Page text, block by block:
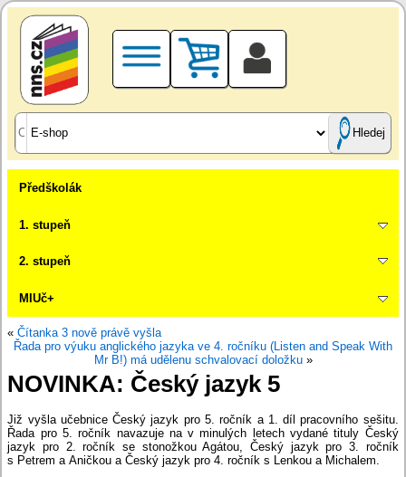
Hledej
Předškolák
1. stupeň
2. stupeň
MIUč+
«Čítanka 3 nově právě vyšla
Řada pro výuku anglického jazyka ve 4. ročníku (Listen and Speak With
Mr B!) má udělenu schvalovací doložku»
NOVINKA: Český jazyk 5
Již vyšla učebnice Český jazyk pro 5. ročník a 1. díl pracovního sešitu.
Řada pro 5. ročník navazuje na v minulých letech vydané tituly Český
jazyk pro 2. ročník se stonožkou Agátou, Český jazyk pro 3. ročník
s Petrem a Aničkou a Český jazyk pro 4. ročník s Lenkou a Michalem.